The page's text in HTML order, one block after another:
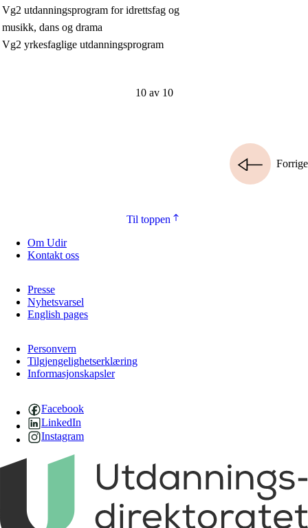
Vg2 utdanningsprogram for idrettsfag og
musikk, dans og drama
Vg2 yrkesfaglige utdanningsprogram
10 av 10
Forrige
Til toppen
Om Udir
Kontakt oss
Presse
Nyhetsvarsel
English pages
Personvern
Tilgjengelighetserklæring
Informasjonskapsler
Facebook
LinkedIn
Instagram